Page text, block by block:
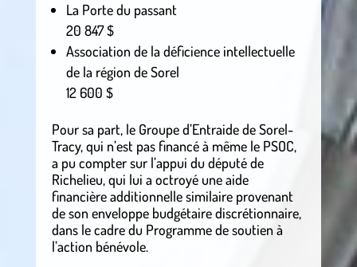
La Porte du passant
20 847 $
Association de la déficience intellectuelle
de la région de Sorel
12 600 $
Pour sa part, le Groupe d’Entraide de Sorel-
Tracy, qui n’est pas financé à même le PSOC,
a pu compter sur l’appui du député de
Richelieu, qui lui a octroyé une aide
financière additionnelle similaire provenant
de son enveloppe budgétaire discrétionnaire,
dans le cadre du Programme de soutien à
l’action bénévole.